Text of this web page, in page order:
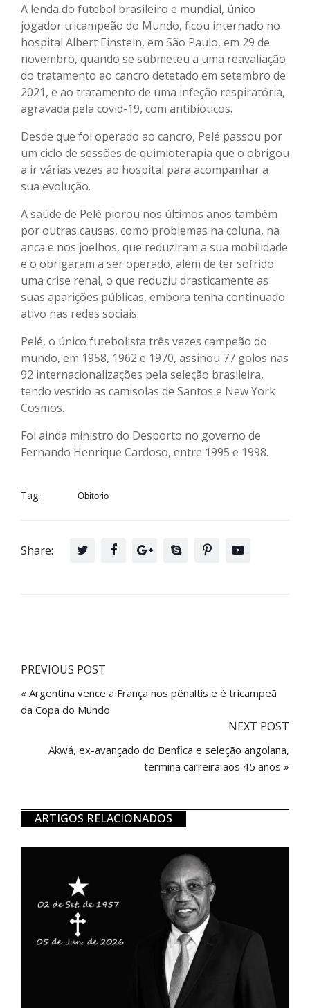
A lenda do futebol brasileiro e mundial, único
jogador tricampeão do Mundo, ficou internado no
hospital Albert Einstein, em São Paulo, em 29 de
novembro, quando se submeteu a uma reavaliação
do tratamento ao cancro detetado em setembro de
2021, e ao tratamento de uma infeção respiratória,
agravada pela covid-19, com antibióticos.
Desde que foi operado ao cancro, Pelé passou por
um ciclo de sessões de quimioterapia que o obrigou
a ir várias vezes ao hospital para acompanhar a
sua evolução.
A saúde de Pelé piorou nos últimos anos também
por outras causas, como problemas na coluna, na
anca e nos joelhos, que reduziram a sua mobilidade
e o obrigaram a ser operado, além de ter sofrido
uma crise renal, o que reduziu drasticamente as
suas aparições públicas, embora tenha continuado
ativo nas redes sociais.
Pelé, o único futebolista três vezes campeão do
mundo, em 1958, 1962 e 1970, assinou 77 golos nas
92 internacionalizações pela seleção brasileira,
tendo vestido as camisolas de Santos e New York
Cosmos.
Foi ainda ministro do Desporto no governo de
Fernando Henrique Cardoso, entre 1995 e 1998.
Tag: Obitorio
Share:
PREVIOUS POST
« Argentina vence a França nos pênaltis e é tricampeã
da Copa do Mundo
NEXT POST
Akwá, ex-avançado do Benfica e seleção angolana,
termina carreira aos 45 anos »
ARTIGOS RELACIONADOS